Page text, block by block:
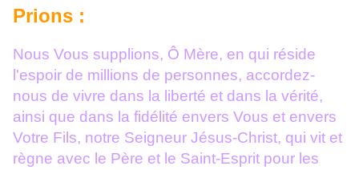
Prions :
Nous Vous supplions, Ô Mère, en qui réside
l'espoir de millions de personnes, accordez-
nous de vivre dans la liberté et dans la vérité,
ainsi que dans la fidélité envers Vous et envers
Votre Fils, notre Seigneur Jésus-Christ, qui vit et
règne avec le Père et le Saint-Esprit pour les